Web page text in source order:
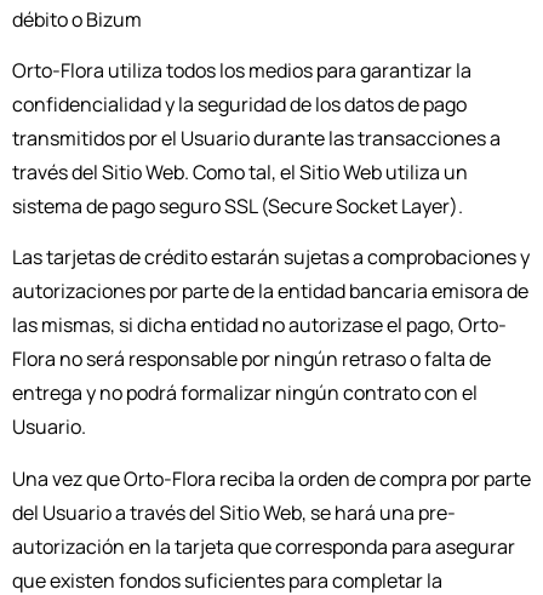
débito o Bizum
Orto-Flora utiliza todos los medios para garantizar la
confidencialidad y la seguridad de los datos de pago
transmitidos por el Usuario durante las transacciones a
través del Sitio Web. Como tal, el Sitio Web utiliza un
sistema de pago seguro SSL (Secure Socket Layer).
Las tarjetas de crédito estarán sujetas a comprobaciones y
autorizaciones por parte de la entidad bancaria emisora de
las mismas, si dicha entidad no autorizase el pago, Orto-
Flora no será responsable por ningún retraso o falta de
entrega y no podrá formalizar ningún contrato con el
Usuario.
Una vez que Orto-Flora reciba la orden de compra por parte
del Usuario a través del Sitio Web, se hará una pre-
autorización en la tarjeta que corresponda para asegurar
que existen fondos suficientes para completar la